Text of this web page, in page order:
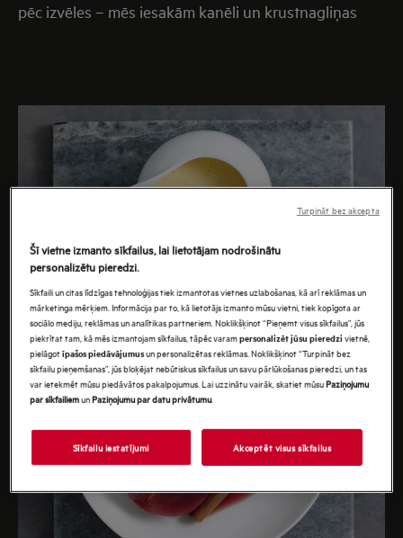
pēc izvēles – mēs iesakām kanēli un krustnagliņas
Šī vietne izmanto sīkfailus, lai lietotājam nodrošinātu
personalizētu pieredzi.
Sīkfaili un citas līdzīgas tehnoloģijas tiek izmantotas vietnes uzlabošanas, kā arī reklāmas un
mārketinga mērķiem. Informācija par to, kā lietotājs izmanto mūsu vietni, tiek kopīgota ar
sociālo mediju, reklāmas un analītikas partneriem. Noklikšķinot “Pieņemt visus sīkfailus”, jūs
piekrītat tam, kā mēs izmantojam sīkfailus, tāpēc varampersonalizēt jūsu pieredzivietnē,
pielāgotīpašos piedāvājumusun personalizētas reklāmas. Noklikšķinot “Turpināt bez
sīkfailu pieņemšanas”, jūs bloķējat nebūtiskus sīkfailus un savu pārlūkošanas pieredzi, un tas
var ietekmēt mūsu piedāvātos pakalpojumus. Lai uzzinātu vairāk, skatiet mūsuPaziņojumu
par sīkfailiemunPaziņojumu par datu privātumu.
Sīkfailu iestatījumi Akceptēt visus sīkfailus
Turpināt bez akcepta